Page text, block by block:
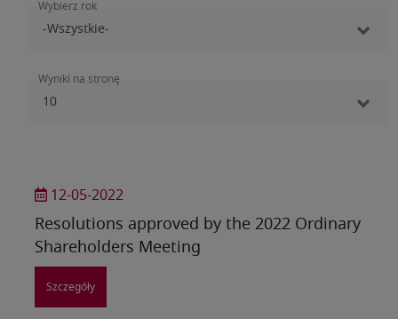
Wybierz rok
Wyniki na stronę
12-05-2022
Resolutions approved by the 2022 Ordinary
Shareholders Meeting
Szczegóły